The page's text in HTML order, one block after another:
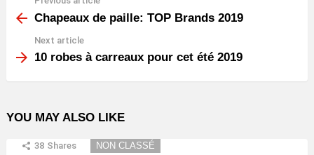
moreChapeaux de paille: TOP Brands 2019
Next article
10 robes à carreaux pour cet été 2019
YOU MAY ALSO LIKE
38 Shares NON CLASSÉ